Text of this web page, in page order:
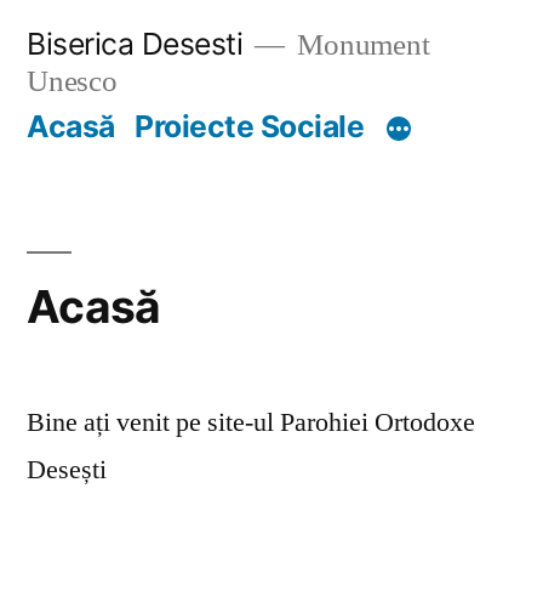
content
Biserica Desesti
Monument
Unesco
Acasă Proiecte Sociale
Acasă
Bine ați venit pe site-ul Parohiei Ortodoxe
Desești